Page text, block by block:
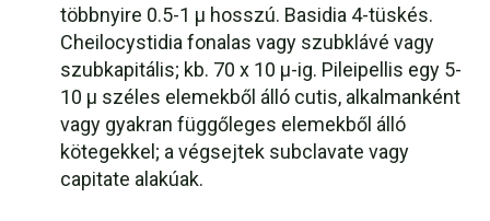
többnyire 0.5-1 µ hosszú. Basidia 4-tüskés.
Cheilocystidia fonalas vagy szubklávé vagy
szubkapitális; kb. 70 x 10 µ-ig. Pileipellis egy 5-
10 µ széles elemekből álló cutis, alkalmanként
vagy gyakran függőleges elemekből álló
kötegekkel; a végsejtek subclavate vagy
capitate alakúak.